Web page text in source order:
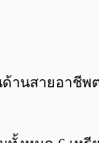
านสายอาชี